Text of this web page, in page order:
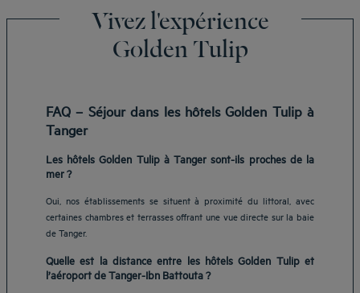
Vivez l'expérience
Golden Tulip
FAQ – Séjour dans les hôtels Golden Tulip à
Tanger
Les hôtels Golden Tulip à Tanger sont-ils proches de la
mer ?
Oui, nos établissements se situent à proximité du littoral, avec
certaines chambres et terrasses offrant une vue directe sur la baie
de Tanger.
Quelle est la distance entre les hôtels Golden Tulip et
l’aéroport de Tanger-Ibn Battouta ?